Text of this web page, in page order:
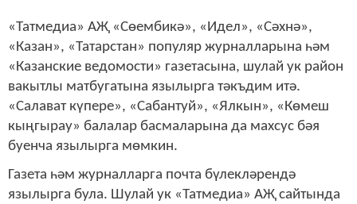
«Татмедиа» АҖ «Сөембикә», «Идел», «Сәхнә»,
«Казан», «Татарстан» популяр журналларына һәм
«Казанские ведомости» газетасына, шулай ук район
вакытлы матбугатына язылырга тәкъдим итә.
«Салават күпере», «Сабантуй», «Ялкын», «Көмеш
кыңгырау» балалар басмаларына да махсус бәя
буенча язылырга мөмкин.
Газета һәм журналларга почта бүлекләрендә
язылырга була. Шулай ук «Татмедиа» АҖ сайтында